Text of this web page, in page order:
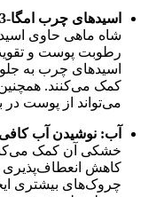
اسیدهای چرب امگا-3:
رطوبت پوست و
اسیدهای چرب به
می‌تواند از پوست
آب: نوشیدن آب کافی
خشکی آن کمک
کاهش
چروک‌های بیشتری